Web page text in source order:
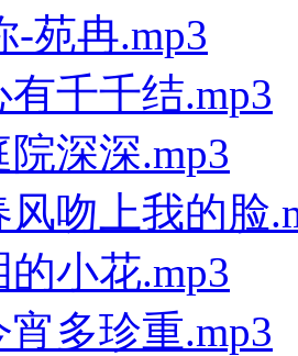
-苑冉.mp3
千千结.mp3
深深.mp3
吻上我的脸
小花.mp3
多珍重.mp3